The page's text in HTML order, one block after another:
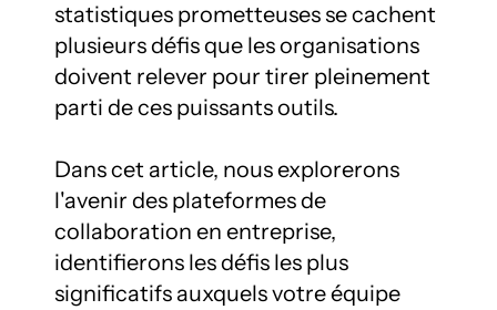
statistiques prometteuses se cachent
plusieurs défis que les organisations
doivent relever pour tirer pleinement
parti de ces puissants outils.
Dans cet article, nous explorerons
l'avenir des plateformes de
collaboration en entreprise,
identifierons les défis les plus
significatifs auxquels votre équipe